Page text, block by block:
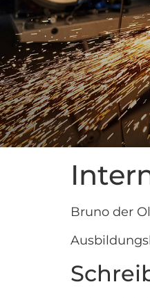
Bruno der